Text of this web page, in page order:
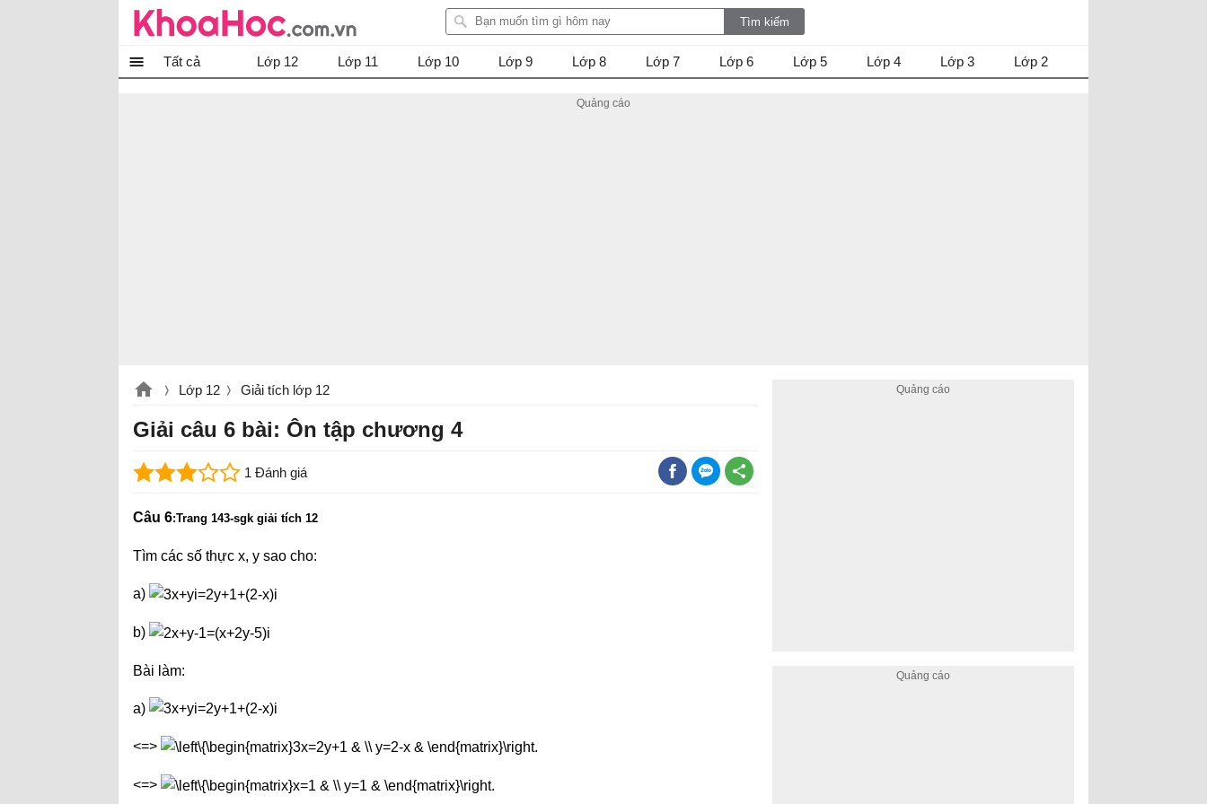
Tất cả Lớp 12 Lớp 11 Lớp 10 Lớp 9 Lớp 8 Lớp 7 Lớp 6 Lớp 5 Lớp 4 Lớp 3 Lớp 2
Lớp 12 Giải tích lớp 12
Giải câu 6 bài: Ôn tập chương 4
1 Đánh giá
Câu 6:Trang 143-sgk giải tích 12
Tìm các số thực x, y sao cho:
a)
b)
Bài làm:
a)
<=>
<=>